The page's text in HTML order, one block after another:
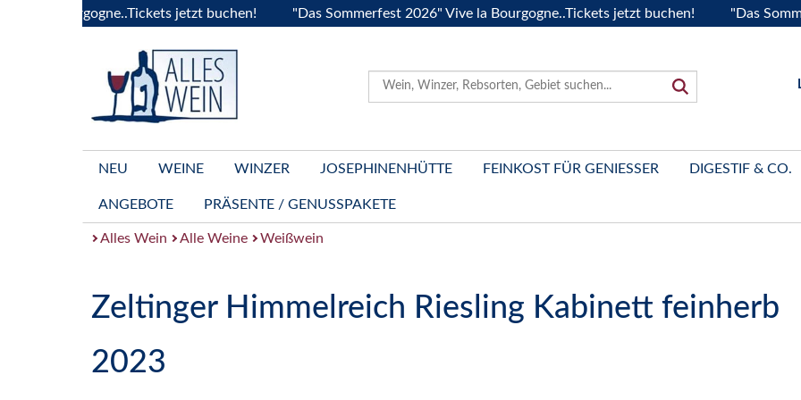
Bourgogne..Tickets jetzt buchen! "Das Sommerfest 2026" Vive la Bourgogne..Tickets jetzt buchen! "Das
NEU WEINE WINZER JOSEPHINENHÜTTE FEINKOST FÜR GENIESSER DIGESTIF & CO.
ANGEBOTE PRÄSENTE / GENUSSPAKETE
Alles Wein Alle Weine Weißwein
Zeltinger Himmelreich Riesling Kabinett feinherb
2023